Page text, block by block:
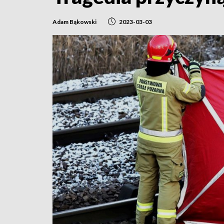
Adam Bąkowski 2023-03-03